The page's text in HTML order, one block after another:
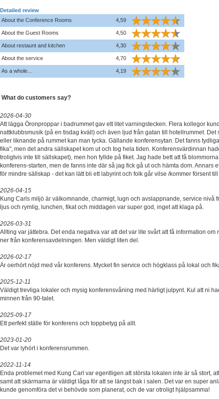
Detailed review
About the Conference Rooms
4,59
About the Guest Rooms 4,50
About restaunt and kitchen 4,30
About the service 4,70
As a whole… 4,19
What do customers say?
2026-04-30
Att lägga Öronproppar i badrummet gav ett litet varningstecken. Flera kollegor
nattklubbsmusik (på en tisdag kväll) och även ljud från gatan till hotellrummet.
eller liknande på rummet kan man tycka. Gällande konferensytan. Det fanns
fika", men det andra sällskapet kom ut och tog hela tiden. Konferensvärdinnan
troligtvis inte till sällskapet), men hon fyllde på fiket. Jag hade bett att få
konferens-starten, men de fanns inte där så jag fick gå ut och hämta dom. Annars
för mindre sällskap - det kan lätt bli ett labyrint och folk går vilse /kommer försent till
2026-04-15
Kung Carls miljö är välkomnande, charmigt, lugn och avslappnande, service nivå
ljus och rymlig, lunchen, fikat och middagen var super god, inget att klaga på.
2026-03-31
Allting var jättebra. Det enda negativa var att det var lite svårt att få information om
ner från konferensavdelningen. Men väldigt liten del.
2026-02-17
Är oerhört nöjd med vår konferens. Mycket fin service och högklass på lokal och
2025-12-11
Väldigt trevliga lokaler och mysig konferensvåning med härligt julpynt. Kul att ni
minnen från 90-talet.
2025-09-17
Ett perfekt ställe för konferens och toppbetyg på allt.
2023-01-20
Det var lyhört i konferensrummen.
2022-11-14
Enda problemet med Kung Carl var egentligen att största lokalen inte är så stort,
samt att skärmarna är väldigt låga för att se längst bak i salen. Det var en super
kunde genomföra det vi behövde som planerat, och de var otroligt hjälpsamma!